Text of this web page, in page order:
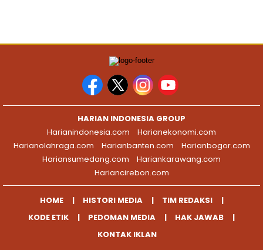
HARIAN INDONESIA GROUP
Harianindonesia.com
Harianekonomi.com
Harianolahraga.com
Harianbanten.com
Harianbogor.com
Hariansumedang.com
Hariankarawang.com
Hariancirebon.com
HOME HISTORI MEDIA
TIM REDAKSI
KODE ETIK
PEDOMAN MEDIA
HAK JAWAB
KONTAK IKLAN